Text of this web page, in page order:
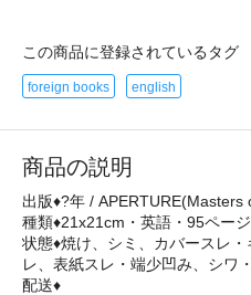
この商品に登録されているタグ
foreign books english
商品の説明
出版♦?年 / APERTURE(Masters
種類♦21x21cm・英語・95ペー
状態♦焼け、シミ、カバースレ
レ、表紙スレ・端少凹み、シワ
配送♦